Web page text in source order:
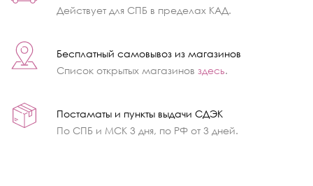
Действует для СПБ в пределах КАД.
Бесплатный самовывоз из магазинов
Список открытых магазинов здесь.
Постаматы и пункты выдачи СДЭК
По СПБ и МСК 3 дня, по РФ от 3 дней.